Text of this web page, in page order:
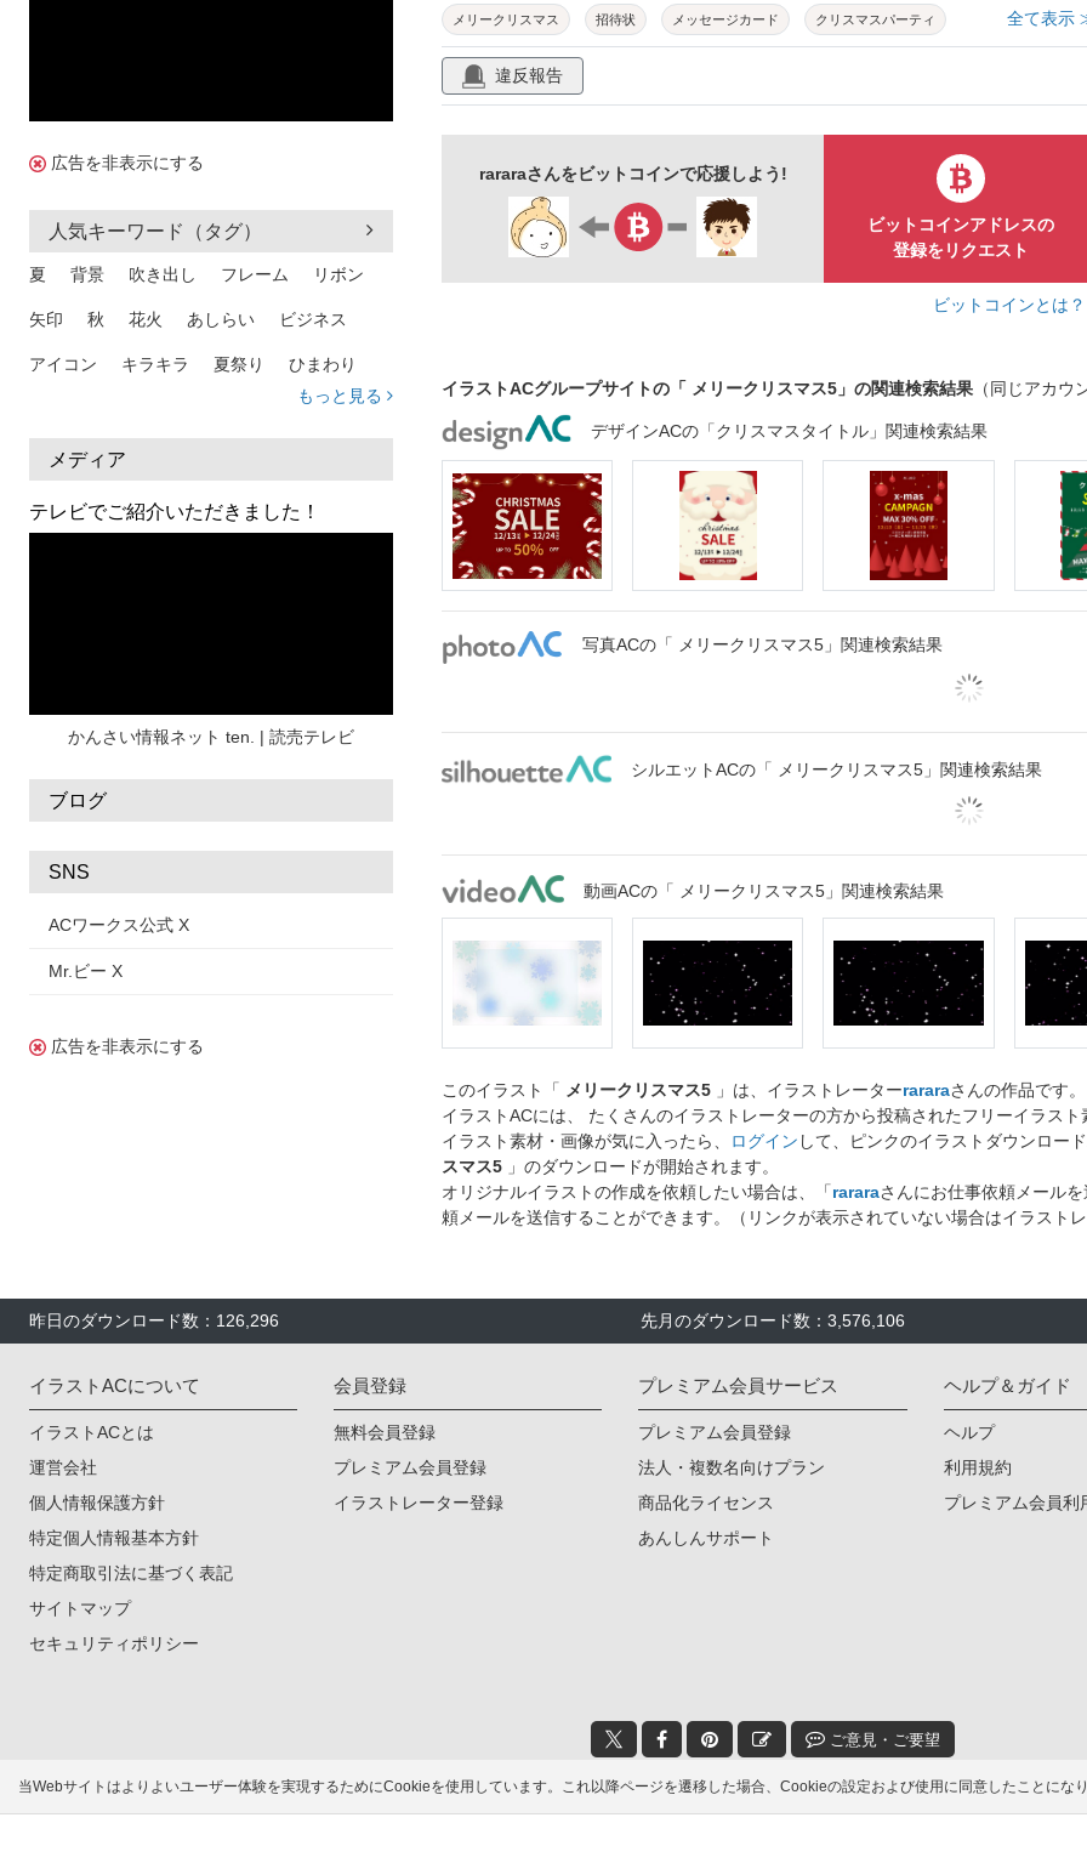
当Webサイトはよりよいユーザー体験を実現するためにCookieを使用しています。これ以降ページを遷移した場合、Cookieの設定および使用に同意したことにな
広告を非表示にする
人気キーワード（タグ）
夏 背景 吹き出し フレーム リボン
矢印 秋 花火 あしらい ビジネス
アイコン キラキラ 夏祭り ひまわり
熱中症
人物 暑中見舞い
日本地図 海
もっと見る
メディア
テレビでご紹介いただきました！
かんさい情報ネット ten. | 読売テレビ
ブログ
SNS
ACワークス公式 X
Mr.ビー X
広告を非表示にする
メリークリスマス 招待状 メッセージカード クリスマスパーティ
雪だるま
全て表示
違反報告
rararaさんをビットコインで応援しよう!
ビットコインアドレスの
登録をリクエスト
ビットコインとは？
イラストACグループサイトの「 メリークリスマス5」の関連検索結果 （同じアカウ
デザインACの「クリスマスタイトル」関連検索結果
写真ACの「 メリークリスマス5」関連検索結果
シルエットACの「 メリークリスマス5」関連検索結果
動画ACの「 メリークリスマス5」関連検索結果
このイラスト「 メリークリスマス5 」は、イラストレーターrararaさんの作品です。
イラストACには、 たくさんのイラストレーターの方から投稿されたフリーイラス
イラスト素材・画像が気に入ったら、
ログイン して、ピンクのイラストダウンロー
スマス5 」のダウンロードが開始されます。
オリジナルイラストの作成を依頼したい場合は、「rararaさんにお仕事依頼メール
頼メールを送信することができます。（リンクが表示されていない場合はイラスト
昨日のダウンロード数：126,296 先月のダウンロード数：3,576,106
イラストACについて
イラストACとは
運営会社
個人情報保護方針
特定個人情報基本方針
特定商取引法に基づく表記
サイトマップ
セキュリティポリシー
会員登録
無料会員登録
プレミアム会員登録
イラストレーター登録
プレミアム会員サービス
プレミアム会員登録
法人・複数名向けプラン
商品化ライセンス
あんしんサポート
ヘルプ＆ガイド
ヘルプ
利用規約
プレミアム会員利
ご意見・ご要望
© 2006-2026 イラストAC